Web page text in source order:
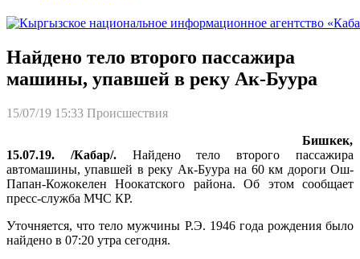
Найдено тело второго пассажира
машины, упавшей в реку Ак-Буура
15/07/19 15:33 Происшествия
Бишкек,
15.07.19. /Кабар/.Найдено тело второго пассажира
автомашины, упавшей в реку Ак-Буура на 60 км дороги Ош-
Папан-Кожокелен Ноокатского района. Об этом сообщает
пресс-служба МЧС КР.
Уточняется, что тело мужчины Р.Э. 1946 года рождения было
найдено в 07:20 утра сегодня.